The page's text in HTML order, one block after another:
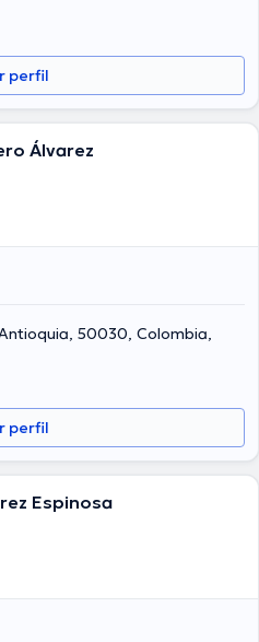
perfil
Álvarez
50030, Colombia,
perfil
Espinosa